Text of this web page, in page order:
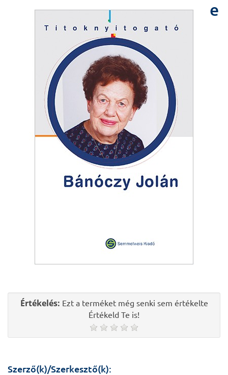
e
Értékelés: Ezt a terméket még senki sem értékelte
Értékeld Te is!
Szerző(k)/Szerkesztő(k):